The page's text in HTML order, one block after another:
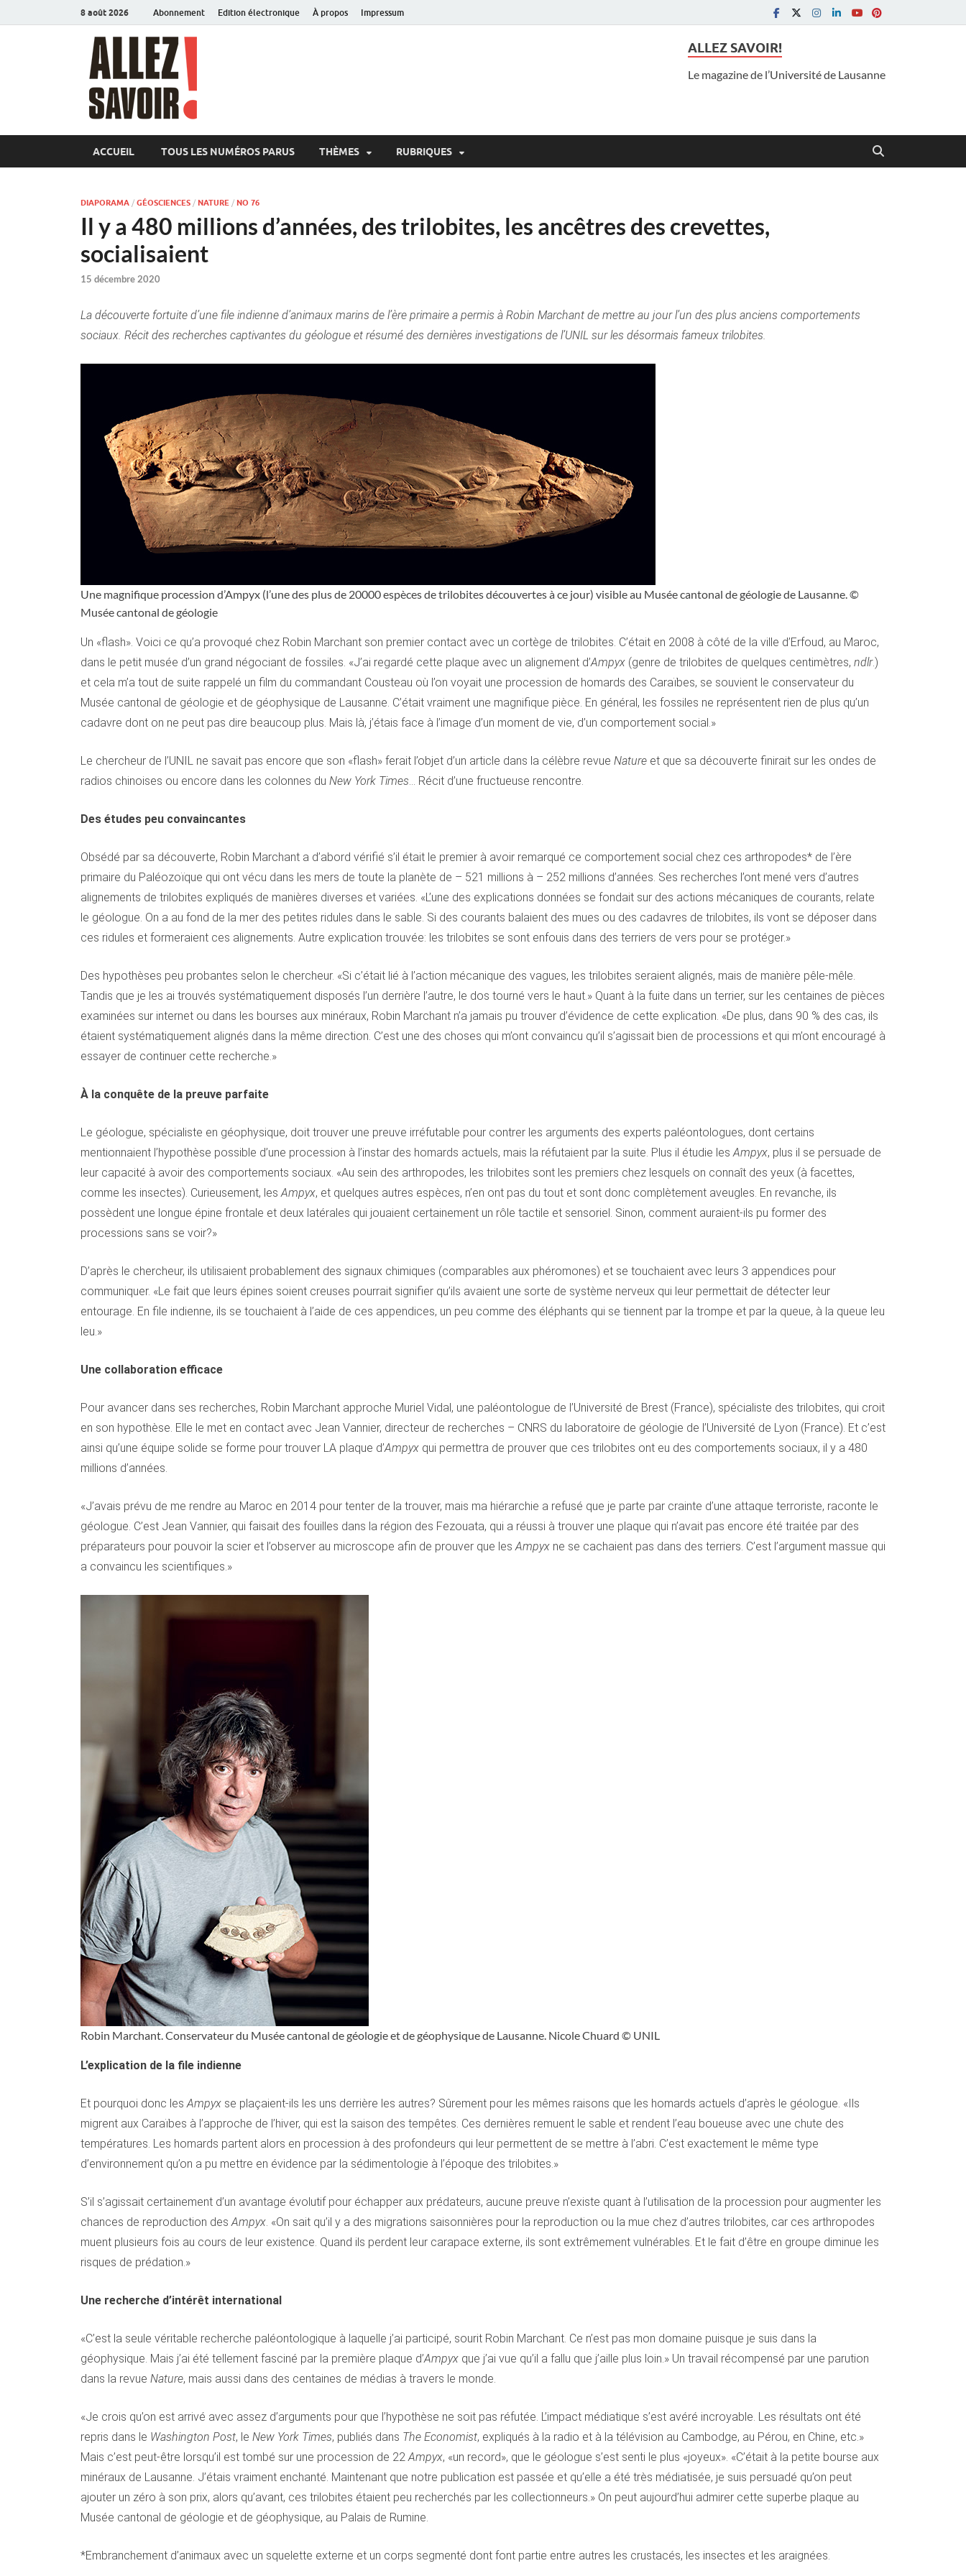
8 août 2026 Abonnement Edition électronique À propos Impressum
ALLEZ SAVOIR!
Le magazine de l’Université de Lausanne
ACCUEIL TOUS LES NUMÉROS PARUS THÈMES RUBRIQUES
DIAPORAMA / GÉOSCIENCES / NATURE / NO 76
Il y a 480 millions d’années, des trilobites, les ancêtres des crevettes,
socialisaient
15 décembre 2020
La découverte fortuite d’une file indienne d’animaux marins de l’ère primaire a permis à Robin Marchant de mettre au jour l’un des plus anciens comportements
sociaux. Récit des recherches captivantes du géologue et résumé des dernières investigations de l’UNIL sur les désormais fameux trilobites.
Une magnifique procession d’Ampyx (l’une des plus de 20000 espèces de trilobites découvertes à ce jour) visible au Musée cantonal de géologie de Lausanne. ©
Musée cantonal de géologie
Un «flash». Voici ce qu’a provoqué chez Robin Marchant son premier contact avec un cortège de trilobites. C’était en 2008 à côté de la ville d’Erfoud, au Maroc,
dans le petit musée d’un grand négociant de fossiles. «J’ai regardé cette plaque avec un alignement d’Ampyx (genre de trilobites de quelques centimètres, ndlr.)
et cela m’a tout de suite rappelé un film du commandant Cousteau où l’on voyait une procession de homards des Caraïbes, se souvient le conservateur du
Musée cantonal de géologie et de géophysique de Lausanne. C’était vraiment une magnifique pièce. En général, les fossiles ne représentent rien de plus qu’un
cadavre dont on ne peut pas dire beaucoup plus. Mais là, j’étais face à l’image d’un moment de vie, d’un comportement social.»
Le chercheur de l’UNIL ne savait pas encore que son «flash» ferait l’objet d’un article dans la célèbre revue Nature et que sa découverte finirait sur les ondes de
radios chinoises ou encore dans les colonnes du New York Times… Récit d’une fructueuse rencontre.
Des études peu convaincantes
Obsédé par sa découverte, Robin Marchant a d’abord vérifié s’il était le premier à avoir remarqué ce comportement social chez ces arthropodes* de l’ère
primaire du Paléozoïque qui ont vécu dans les mers de toute la planète de – 521 millions à – 252 millions d’années. Ses recherches l’ont mené vers d’autres
alignements de trilobites expliqués de manières diverses et variées. «L’une des explications données se fondait sur des actions mécaniques de courants, relate
le géologue. On a au fond de la mer des petites ridules dans le sable. Si des courants balaient des mues ou des cadavres de trilobites, ils vont se déposer dans
ces ridules et formeraient ces alignements. Autre explication trouvée: les trilobites se sont enfouis dans des terriers de vers pour se protéger.»
Des hypothèses peu probantes selon le chercheur. «Si c’était lié à l’action mécanique des vagues, les trilobites seraient alignés, mais de manière pêle-mêle.
Tandis que je les ai trouvés systématiquement disposés l’un derrière l’autre, le dos tourné vers le haut.» Quant à la fuite dans un terrier, sur les centaines de pièces
examinées sur internet ou dans les bourses aux minéraux, Robin Marchant n’a jamais pu trouver d’évidence de cette explication. «De plus, dans 90 % des cas, ils
étaient systématiquement alignés dans la même direction. C’est une des choses qui m’ont convaincu qu’il s’agissait bien de processions et qui m’ont encouragé à
essayer de continuer cette recherche.»
À la conquête de la preuve parfaite
Le géologue, spécialiste en géophysique, doit trouver une preuve irréfutable pour contrer les arguments des experts paléontologues, dont certains
mentionnaient l’hypothèse possible d’une procession à l’instar des homards actuels, mais la réfutaient par la suite. Plus il étudie lesAmpyx, plus il se persuade de
leur capacité à avoir des comportements sociaux. «Au sein des arthropodes, les trilobites sont les premiers chez lesquels on connaît des yeux (à facettes,
comme les insectes). Curieusement, lesAmpyx, et quelques autres espèces, n’en ont pas du tout et sont donc complètement aveugles. En revanche, ils
possèdent une longue épine frontale et deux latérales qui jouaient certainement un rôle tactile et sensoriel. Sinon, comment auraient-ils pu former des
processions sans se voir?»
D’après le chercheur, ils utilisaient probablement des signaux chimiques (comparables aux phéromones) et se touchaient avec leurs 3 appendices pour
communiquer. «Le fait que leurs épines soient creuses pourrait signifier qu’ils avaient une sorte de système nerveux qui leur permettait de détecter leur
entourage. En file indienne, ils se touchaient à l’aide de ces appendices, un peu comme des éléphants qui se tiennent par la trompe et par la queue, à la queue leu
leu.»
Une collaboration efficace
Pour avancer dans ses recherches, Robin Marchant approche Muriel Vidal, une paléontologue de l’Université de Brest (France), spécialiste des trilobites, qui croit
en son hypothèse. Elle le met en contact avec Jean Vannier, directeur de recherches – CNRS du laboratoire de géologie de l’Université de Lyon (France). Et c’est
ainsi qu’une équipe solide se forme pour trouver LA plaque d’Ampyx qui permettra de prouver que ces trilobites ont eu des comportements sociaux, il y a 480
millions d’années.
«J’avais prévu de me rendre au Maroc en 2014 pour tenter de la trouver, mais ma hiérarchie a refusé que je parte par crainte d’une attaque terroriste, raconte le
géologue. C’est Jean Vannier, qui faisait des fouilles dans la région des Fezouata, qui a réussi à trouver une plaque qui n’avait pas encore été traitée par des
préparateurs pour pouvoir la scier et l’observer au microscope afin de prouver que lesAmpyx ne se cachaient pas dans des terriers. C’est l’argument massue qui
a convaincu les scientifiques.»
Robin Marchant. Conservateur du Musée cantonal de géologie et de géophysique de Lausanne. Nicole Chuard © UNIL
L’explication de la file indienne
Et pourquoi donc lesAmpyx se plaçaient-ils les uns derrière les autres? Sûrement pour les mêmes raisons que les homards actuels d’après le géologue. «Ils
migrent aux Caraïbes à l’approche de l’hiver, qui est la saison des tempêtes. Ces dernières remuent le sable et rendent l’eau boueuse avec une chute des
températures. Les homards partent alors en procession à des profondeurs qui leur permettent de se mettre à l’abri. C’est exactement le même type
d’environnement qu’on a pu mettre en évidence par la sédimentologie à l’époque des trilobites.»
S’il s’agissait certainement d’un avantage évolutif pour échapper aux prédateurs, aucune preuve n’existe quant à l’utilisation de la procession pour augmenter les
chances de reproduction desAmpyx. «On sait qu’il y a des migrations saisonnières pour la reproduction ou la mue chez d’autres trilobites, car ces arthropodes
muent plusieurs fois au cours de leur existence. Quand ils perdent leur carapace externe, ils sont extrêmement vulnérables. Et le fait d’être en groupe diminue les
risques de prédation.»
Une recherche d’intérêt international
«C’est la seule véritable recherche paléontologique à laquelle j’ai participé, sourit Robin Marchant. Ce n’est pas mon domaine puisque je suis dans la
géophysique. Mais j’ai été tellement fasciné par la première plaque d’Ampyx que j’ai vue qu’il a fallu que j’aille plus loin.» Un travail récompensé par une parution
dans la revue Nature, mais aussi dans des centaines de médias à travers le monde.
«Je crois qu’on est arrivé avec assez d’arguments pour que l’hypothèse ne soit pas réfutée. L’impact médiatique s’est avéré incroyable. Les résultats ont été
repris dans le Washington Post, le New York Times, publiés dans The Economist, expliqués à la radio et à la télévision au Cambodge, au Pérou, en Chine, etc.»
Mais c’est peut-être lorsqu’il est tombé sur une procession de 22Ampyx, «un record», que le géologue s’est senti le plus «joyeux». «C’était à la petite bourse aux
minéraux de Lausanne. J’étais vraiment enchanté. Maintenant que notre publication est passée et qu’elle a été très médiatisée, je suis persuadé qu’on peut
ajouter un zéro à son prix, alors qu’avant, ces trilobites étaient peu recherchés par les collectionneurs.» On peut aujourd’hui admirer cette superbe plaque au
Musée cantonal de géologie et de géophysique, au Palais de Rumine.
*Embranchement d’animaux avec un squelette externe et un corps segmenté dont font partie entre autres les crustacés, les insectes et les araignées.